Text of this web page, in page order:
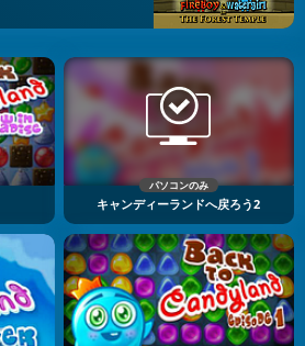
パソコンのみ
キャンディーランドへ戻ろう2